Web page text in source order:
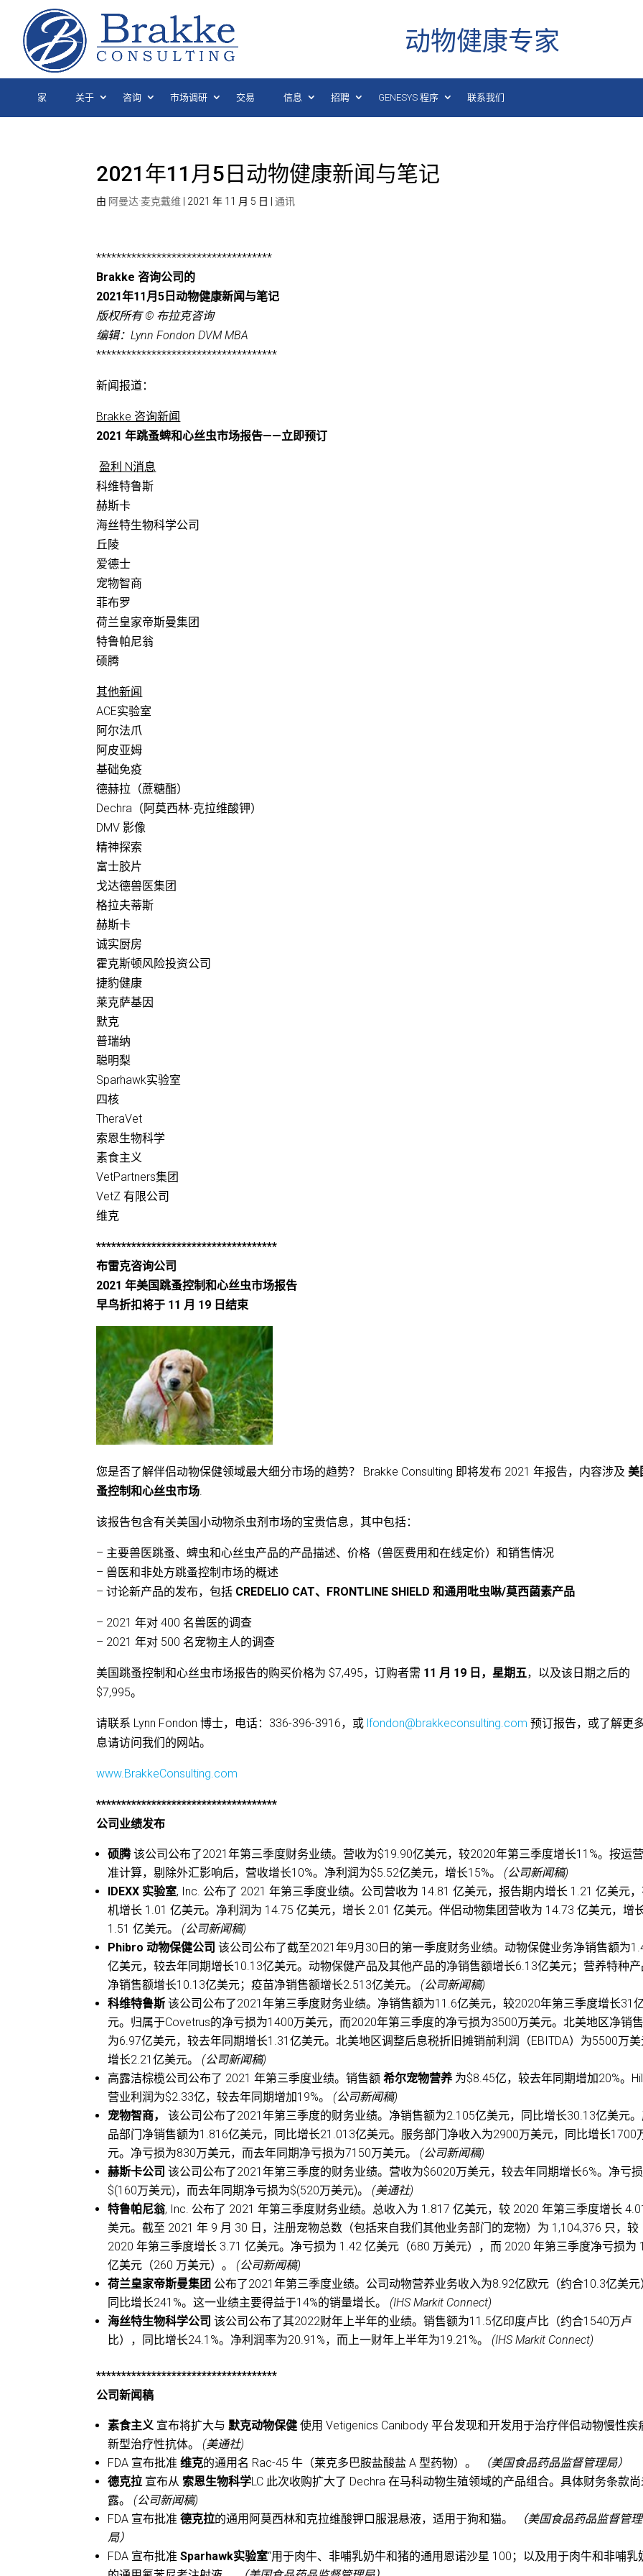
动物健康专家
家 关于 咨询 市场调研 交易 信息 招聘 GENESYS 程序 联系我们
2021年11月5日动物健康新闻与笔记
由 阿曼达·麦克戴维 2021 年 11 月 5 日 |通讯
***********************************
Brakke 咨询公司的
2021年11月5日动物健康新闻与笔记
版权所有 © 布拉克咨询
编辑：Lynn Fondon DVM MBA
************************************
新闻报道：
Brakke 咨询新闻
2021 年跳蚤蜱和心丝虫市场报告——立即预订
盈利 N消息
科维特鲁斯
赫斯卡
海丝特生物科学公司
丘陵
爱德士
宠物智商
菲布罗
荷兰皇家帝斯曼集团
特鲁帕尼翁
硕腾
其他新闻
ACE实验室
阿尔法爪
阿皮亚姆
基础免疫
德赫拉（蔗糖酯）
Dechra（阿莫西林-克拉维酸钾）
DMV 影像
精神探索
富士胶片
戈达德兽医集团
格拉夫蒂斯
赫斯卡
诚实厨房
霍克斯顿风险投资公司
捷豹健康
莱克萨基因
默克
普瑞纳
聪明梨
Sparhawk实验室
四核
TheraVet
索恩生物科学
素食主义
VetPartners集团
VetZ 有限公司
维克
************************************
布雷克咨询公司
2021 年美国跳蚤控制和心丝虫市场报告
早鸟折扣将于 11 月 19 日结束
您是否了解伴侣动物保健领域最大细分市场的趋势？ Brakke Consulting 即将发布 2021 年报告，内容涉及美
蚤控制和心丝虫市场
该报告包含有关美国小动物杀虫剂市场的宝贵信息，其中包括：
– 主要兽医跳蚤、蜱虫和心丝虫产品的产品描述、价格（兽医费用和在线定价）和销售情况
– 兽医和非处方跳蚤控制市场的概述
– 讨论新产品的发布，包括 CREDELIO CAT、FRONTLINE SHIELD 和通用吡虫啉/莫西菌素产品
– 2021 年对 400 名兽医的调查
– 2021 年对 500 名宠物主人的调查
美国跳蚤控制和心丝虫市场报告的购买价格为 $7,495，订购者需 11 月 19 日，星期五，以及该日期之后的
$7,995。
请联系 Lynn Fondon 博士，电话：336-396-3916，或 lfondon@brakkeconsulting.com 预订报告，或了解更
息请访问我们的网站。
www.BrakkeConsulting.com
************************************
公司业绩发布
硕腾该公司公布了2021年第三季度财务业绩。营收为$19.90亿美元，较2020年第三季度增长11%。按运
准计算，剔除外汇影响后，营收增长10%。净利润为$5.52亿美元，增长15%。 (公司新闻稿)
IDEXX 实验室, Inc. 公布了 2021 年第三季度业绩。公司营收为 14.81 亿美元，报告期内增长 1.21 亿美元
机增长 1.01 亿美元。净利润为 14.75 亿美元，增长 2.01 亿美元。伴侣动物集团营收为 14.73 亿美元，增
1.51 亿美元。 (公司新闻稿)
Phibro 动物保健公司 该公司公布了截至2021年9月30日的第一季度财务业绩。动物保健业务净销售额为
亿美元，较去年同期增长10.13亿美元。动物保健产品及其他产品的净销售额增长6.13亿美元；营养特种
净销售额增长10.13亿美元；疫苗净销售额增长2.513亿美元。 (公司新闻稿)
科维特鲁斯 该公司公布了2021年第三季度财务业绩。净销售额为11.6亿美元，较2020年第三季度增长31
元。归属于Covetrus的净亏损为1400万美元，而2020年第三季度的净亏损为3500万美元。北美地区净销
为6.97亿美元，较去年同期增长1.31亿美元。北美地区调整后息税折旧摊销前利润（EBITDA）为5500万
增长2.21亿美元。
(公司新闻稿)
高露洁棕榄公司公布了 2021 年第三季度业绩。销售额希尔宠物营养为$8.45亿，较去年同期增加20%。
营业利润为$2.33亿，较去年同期增加19%。
(公司新闻稿)
宠物智商，
该公司公布了2021年第三季度的财务业绩。净销售额为2.105亿美元，同比增长30.13亿美元
品部门净销售额为1.816亿美元，同比增长21.013亿美元。服务部门净收入为2900万美元，同比增长1700
元。净亏损为830万美元，而去年同期净亏损为7150万美元。 (公司新闻稿)
赫斯卡公司该公司公布了2021年第三季度的财务业绩。营收为$6020万美元，较去年同期增长6%。净亏
$(160万美元)，而去年同期净亏损为$(520万美元)。 (美通社)
特鲁帕尼翁, Inc. 公布了 2021 年第三季度财务业绩。总收入为 1.817 亿美元，较 2020 年第三季度增长
美元。截至 2021 年 9 月 30 日，注册宠物总数（包括来自我们其他业务部门的宠物）为 1,104,376 只，较
2020 年第三季度增长 3.71 亿美元。净亏损为 1.42 亿美元（680 万美元），而 2020 年第三季度净亏损为
亿美元（260 万美元）。 (公司新闻稿)
荷兰皇家帝斯曼集团 公布了2021年第三季度业绩。公司动物营养业务收入为8.92亿欧元（约合10.3亿美
同比增长241%。这一业绩主要得益于14%的销量增长。
(IHS Markit Connect)
海丝特生物科学公司 该公司公布了其2022财年上半年的业绩。销售额为11.5亿印度卢比（约合1540万卢
比），同比增长24.1%。净利润率为20.91%，而上一财年上半年为19.21%。
(IHS Markit Connect)
************************************
公司新闻稿
素食主义 宣布将扩大与 默克动物保健 使用 Vetigenics Canibody 平台发现和开发用于治疗伴侣动物慢性疾
新型治疗性抗体。
(美通社)
FDA 宣布批准维克的通用名 Rac-45 牛（莱克多巴胺盐酸盐 A 型药物）。
（美国食品药品监督管理局）
德克拉 宣布从 索恩生物科学LC 此次收购扩大了 Dechra 在马科动物生殖领域的产品组合。具体财务条款
露。
(公司新闻稿)
FDA 宣布批准德克拉的通用阿莫西林和克拉维酸钾口服混悬液，适用于狗和猫。
（美国食品药品监督管理
局）
FDA 宣布批准Sparhawk实验室“用于肉牛、非哺乳奶牛和猪的通用恩诺沙星 100；以及用于肉牛和非哺乳